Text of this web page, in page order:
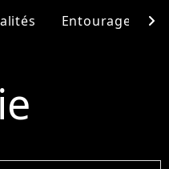
Entourage chevron_right